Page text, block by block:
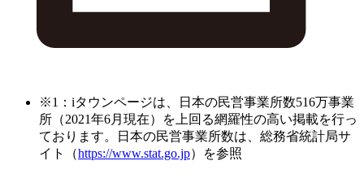
※1：iタウンページは、日本の民営事業所数516万事業
所（2021年6月現在）を上回る網羅性の高い掲載を行っ
ております。日本の民営事業所数は、総務省統計局サ
イト（https://www.stat.go.jp）を参照